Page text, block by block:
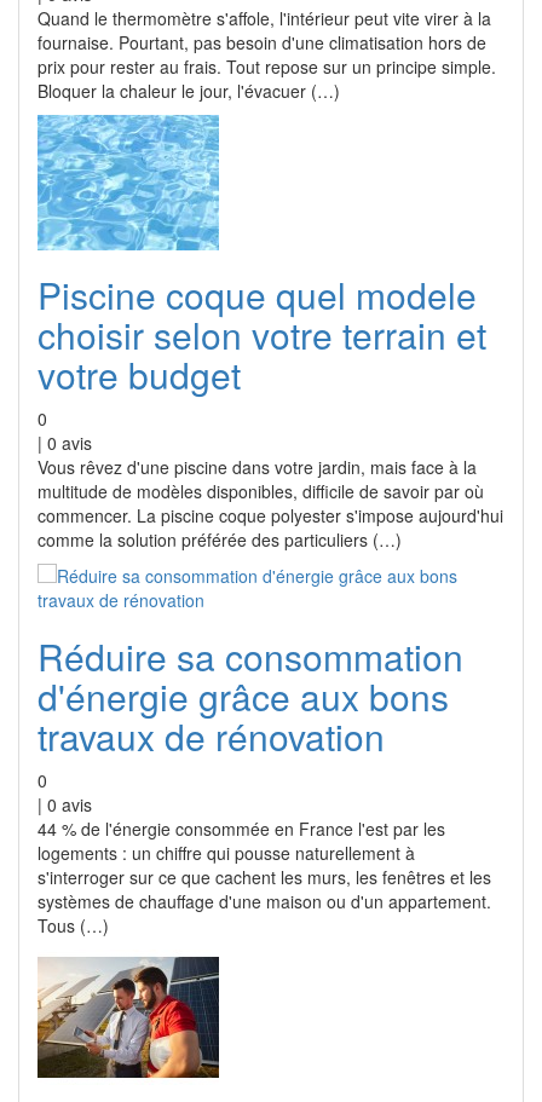
Quand le thermomètre s'affole, l'intérieur peut vite virer à la
fournaise. Pourtant, pas besoin d'une climatisation hors de
prix pour rester au frais. Tout repose sur un principe simple.
Bloquer la chaleur le jour, l'évacuer (…)
Piscine coque quel modele
choisir selon votre terrain et
votre budget
0
| 0 avis
Vous rêvez d'une piscine dans votre jardin, mais face à la
multitude de modèles disponibles, difficile de savoir par où
commencer. La piscine coque polyester s'impose aujourd'hui
comme la solution préférée des particuliers (…)
Réduire sa consommation
d'énergie grâce aux bons
travaux de rénovation
0
| 0 avis
44 % de l'énergie consommée en France l'est par les
logements : un chiffre qui pousse naturellement à
s'interroger sur ce que cachent les murs, les fenêtres et les
systèmes de chauffage d'une maison ou d'un appartement.
Tous (…)